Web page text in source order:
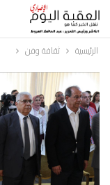
الرئيسية ثقافة وفن